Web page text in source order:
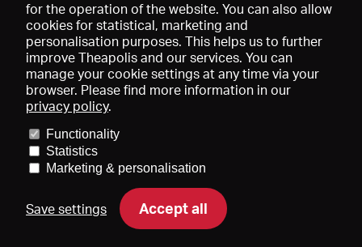
About us
Imprint
DE EN FR
for the operation of the website. You can also allow
cookies for statistical, marketing and
personalisation purposes. This helps us to further
improve Theapolis and our services. You can
manage your cookie settings at any time via your
browser. Please find more information in our
privacy policy.
Functionality
Statistics
Marketing & personalisation
Save settings Accept all